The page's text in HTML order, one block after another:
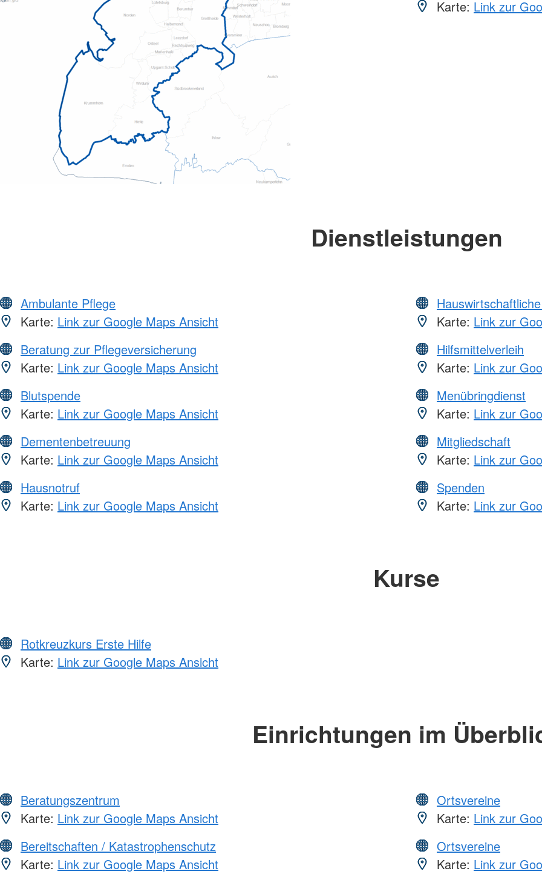
Karte: Link zur
Dienstleistungen
Ambulante Pflege
Karte: Link zur Google Maps Ansicht
Beratung zur Pflegeversicherung
Karte: Link zur Google Maps Ansicht
Blutspende
Karte: Link zur Google Maps Ansicht
Dementenbetreuung
Karte: Link zur Google Maps Ansicht
Hausnotruf
Karte: Link zur Google Maps Ansicht
Karte: Link zur
Hilfsmittelverleih
Karte: Link zur
Menübringdienst
Karte: Link zur
Mitgliedschaft
Karte: Link zur
Spenden
Karte: Link zur
Kurse
Rotkreuzkurs Erste Hilfe
Karte: Link zur Google Maps Ansicht
Einrichtungen im
Beratungszentrum
Karte: Link zur Google Maps Ansicht
Bereitschaften / Katastrophenschutz
Karte: Link zur Google Maps Ansicht
Ortsvereine
Karte: Link zur
Ortsvereine
Karte: Link zur